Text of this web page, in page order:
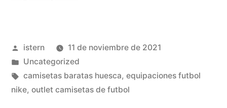
Caen
Encima
A
Publicado
por
istern
11 de noviembre de 2021
Publicado
en
Uncategorized
Etiquetas:
camisetas baratas huesca, equipaciones futbol
nike, outlet camisetas de futbol